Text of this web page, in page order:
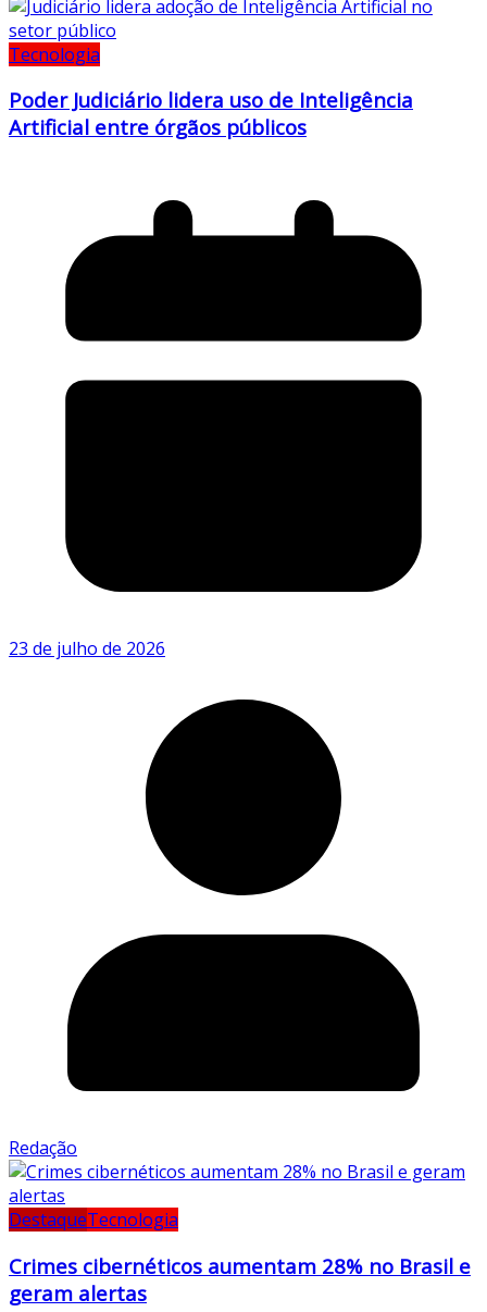
Tecnologia
Poder Judiciário lidera uso de Inteligência
Artificial entre órgãos públicos
23 de julho de 2026
Redação
DestaqueTecnologia
Crimes cibernéticos aumentam 28% no Brasil e
geram alertas